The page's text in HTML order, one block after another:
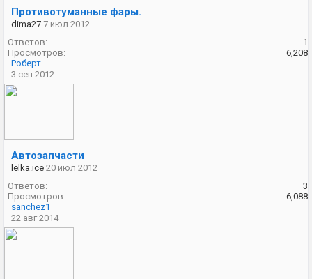
Противотуманные фары.
dima27 7 июл 2012
Ответов:
1
Просмотров:
6,208
Роберт
3 сен 2012
Автозапчасти
lelka.ice 20 июл 2012
Ответов:
3
Просмотров:
6,088
sanchez1
22 авг 2014